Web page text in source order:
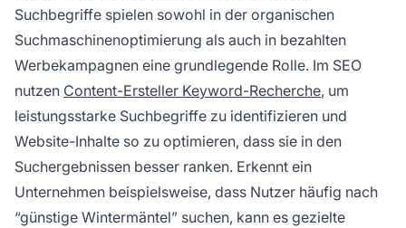
Suchbegriffe spielen sowohl in der organischen
Suchmaschinenoptimierung als auch in bezahlten
Werbekampagnen eine grundlegende Rolle. Im SEO
nutzen Content-Ersteller Keyword-Recherche, um
leistungsstarke Suchbegriffe zu identifizieren und
Website-Inhalte so zu optimieren, dass sie in den
Suchergebnissen besser ranken. Erkennt ein
Unternehmen beispielsweise, dass Nutzer häufig nach
“günstige Wintermäntel” suchen, kann es gezielte